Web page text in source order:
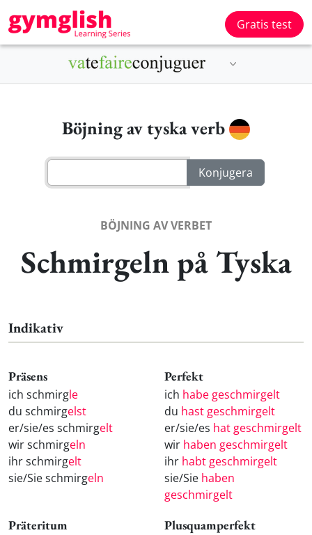
Gratis test
Böjning av tyska verb
BÖJNING AV VERBET
Schmirgeln på Tyska
Indikativ
Präsens
ich schmirgle
du schmirgelst
er/sie/es schmirgelt
wir schmirgeln
ihr schmirgelt
sie/Sie schmirgeln
Perfekt
ich habe geschmirgelt
du hast geschmirgelt
er/sie/es hat geschmirgelt
wir haben geschmirgelt
ihr habt geschmirgelt
sie/Sie haben
geschmirgelt
Präteritum Plusquamperfekt